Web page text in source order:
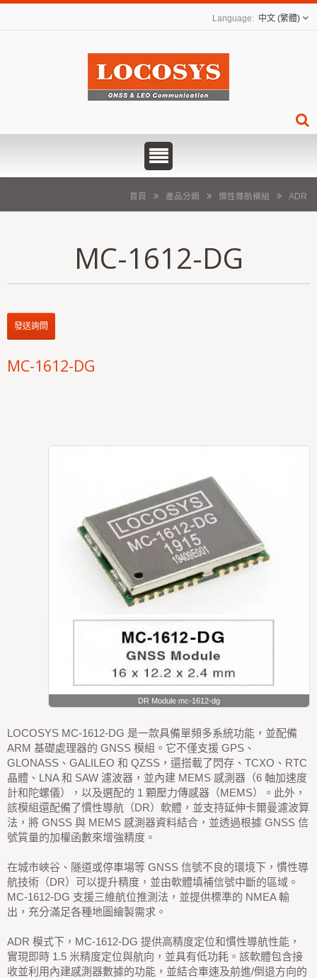
中文 (繁體)
首頁 產品分類 慣性導航模組 ADR
MC-1612-DG
發送詢問
MC-1612-DG
DR Module mc-1612-dg
LOCOSYS MC-1612-DG 是一款具備單頻多系統功能，並配備
ARM 基礎處理器的 GNSS 模組。它不僅支援 GPS、
GLONASS、GALILEO 和 QZSS，還搭載了閃存、TCXO、RTC
晶體、LNA 和 SAW 濾波器，並內建 MEMS 感測器（6 軸加速度
計和陀螺儀），以及選配的 1 顆壓力傳感器（MEMS）。此外，
該模組還配備了慣性導航（DR）軟體，並支持延伸卡爾曼濾波算
法，將 GNSS 與 MEMS 感測器資料結合，並透過根據 GNSS 信
號質量的加權函數來增強精度。
在城市峽谷、隧道或停車場等 GNSS 信號不良的環境下，慣性導
航技術（DR）可以提升精度，並由軟體填補信號中斷的區域。
MC-1612-DG 支援三維航位推測法，並提供標準的 NMEA 輸
出，充分滿足各種地圖繪製需求。
ADR 模式下，MC-1612-DG 提供高精度定位和慣性導航性能，
實現即時 1.5 米精度定位與航向，並具有低功耗。該軟體包含接
收並利用內建感測器數據的功能，並結合車速及前進/倒退方向的